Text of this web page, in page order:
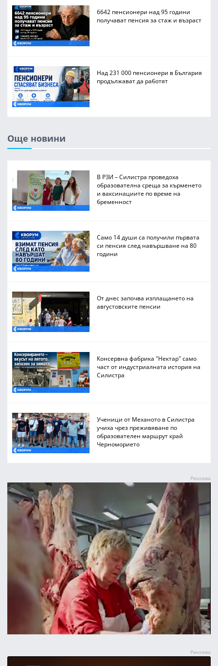
6642 пенсионери над 95 години
получават пенсия за стаж и възраст
Над 231 000 пенсионери в България
продължават да работят
Още новини
В РЗИ – Силистра проведоха
образователна среща за кърменето
и ваксинациите по време на
бременност
Само 14 души са получили първата
си пенсия след навършване на 80
години
От днес започва изплащането на
августовските пенсии
Консервна фабрика "Нектар" само
част от индустриалната история на
Силистра
Ученици от Механото в Силистра
учиха чрез преживяване по
образователен маршрут край
Черноморието